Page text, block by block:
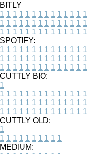
BITLY:
1 1 1 1 1 1 1 1 1 1 1 1 1 1
1 1 1 1 1 1 1 1 1 1 1 1 1 1
1 1 1 1 1 1 1 1 1 1 1 1 1 1
SPOTIFY:
1 1 1 1 1 1 1 1 1 1 1 1 1 1
1 1 1 1 1 1 1 1 1 1 1 1 1 1
1 1 1 1 1 1 1 1 1 1 1 1 1 1
CUTTLY BIO:
1
1 1 1 1 1 1 1 1 1 1 1 1 1 1
1 1 1 1 1 1 1 1 1 1 1 1 1 1
1 1 1 1 1 1 1 1 1 1 1 1 1 1
CUTTLY OLD:
1
1 1 1 1 1 1 1 1 1 1
MEDIUM: